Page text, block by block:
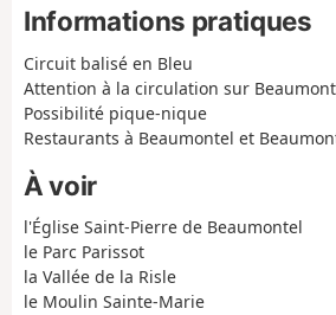
Informations pratiques
Circuit balisé en Bleu
Attention à la circulation sur
Possibilité pique-nique
Restaurants à Beaumontel et
À voir
l'Église Saint-Pierre de Beaumontel
le Parc Parissot
la Vallée de la Risle
le Moulin Sainte-Marie